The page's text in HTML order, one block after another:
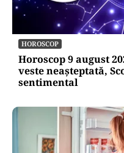
HOROSCOP
Horoscop 9 august
veste neașteptată,
sentimental